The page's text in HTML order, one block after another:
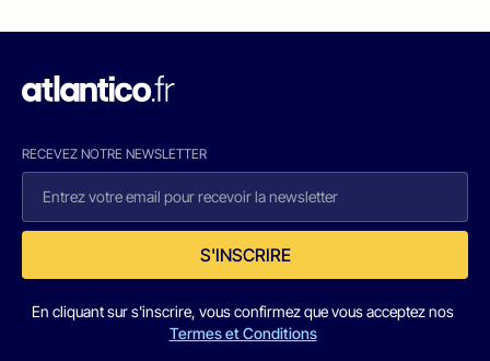
RECEVEZ NOTRE NEWSLETTER
S'INSCRIRE
En cliquant sur s'inscrire, vous confirmez que vous acceptez nos
Termes et Conditions